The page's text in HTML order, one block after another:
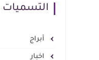
التسميات
أبراج
اخبار